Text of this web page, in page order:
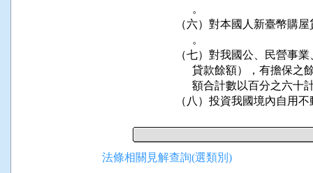
      。
（六）對本國人新臺幣購
      。
（七）對我國公、民營事
貸款餘額），有擔保
額合計數以百分之六十
（八）投資我國境內自用
法條相關見解查詢(選類別)